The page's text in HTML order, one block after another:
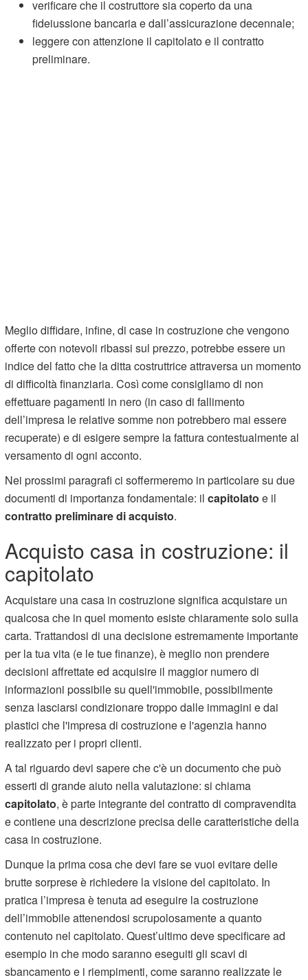
verificare che il costruttore sia coperto da una
fideiussione bancaria e dall’assicurazione decennale;
leggere con attenzione il capitolato e il contratto
preliminare.
Meglio diffidare, infine, di case in costruzione che vengono
offerte con notevoli ribassi sul prezzo, potrebbe essere un
indice del fatto che la ditta costruttrice attraversa un momento
di difficoltà finanziaria. Così come consigliamo di non
effettuare pagamenti in nero (in caso di fallimento
dell’impresa le relative somme non potrebbero mai essere
recuperate) e di esigere sempre la fattura contestualmente al
versamento di ogni acconto.
Nei prossimi paragrafi ci soffermeremo in particolare su due
documenti di importanza fondamentale: ilcapitolato e il
contratto preliminare di acquisto.
Acquisto casa in costruzione: il
capitolato
Acquistare una casa in costruzione significa acquistare un
qualcosa che in quel momento esiste chiaramente solo sulla
carta. Trattandosi di una decisione estremamente importante
per la tua vita (e le tue finanze), è meglio non prendere
decisioni affrettate ed acquisire il maggior numero di
informazioni possibile su quell'immobile, possibilmente
senza lasciarsi condizionare troppo dalle immagini e dai
plastici che l'impresa di costruzione e l'agenzia hanno
realizzato per i propri clienti.
A tal riguardo devi sapere che c'è un documento che può
esserti di grande aiuto nella valutazione: si chiama
capitolato, è parte integrante del contratto di compravendita
e contiene una descrizione precisa delle caratteristiche della
casa in costruzione.
Dunque la prima cosa che devi fare se vuoi evitare delle
brutte sorprese è richiedere la visione del capitolato. In
pratica l’impresa è tenuta ad eseguire la costruzione
dell’immobile attenendosi scrupolosamente a quanto
contenuto nel capitolato. Quest’ultimo deve specificare ad
esempio in che modo saranno eseguiti gli scavi di
sbancamento e i riempimenti, come saranno realizzate le